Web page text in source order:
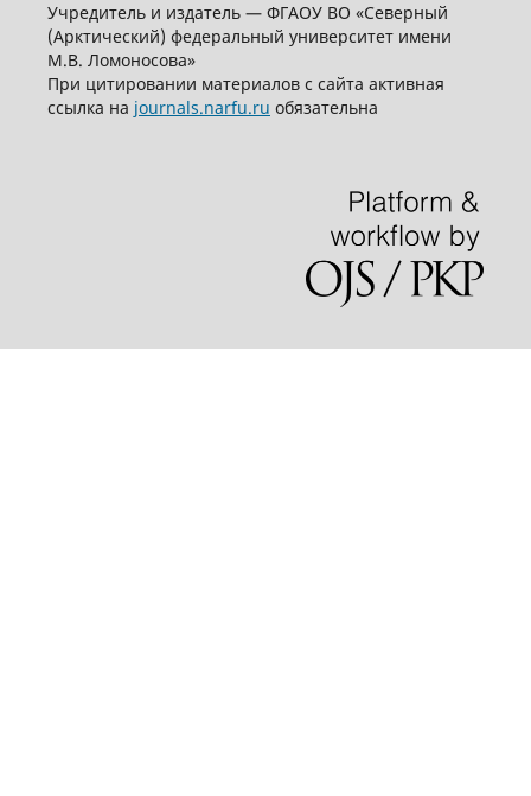
Учредитель и издатель — ФГАОУ ВО «Северный
(Арктический) федеральный университет имени
М.В. Ломоносова»
При цитировании материалов с сайта активная
ссылка на journals.narfu.ru обязательна